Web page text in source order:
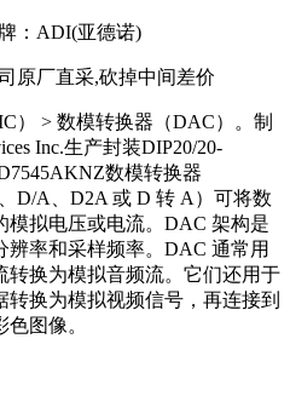
： ADI(亚德诺)
原厂直采,砍掉中间差价
） > 数模转换器（DAC）。制
Inc.生产封装DIP20/20-
数模转换器
D/A、D2A 或 D 转 A）可将数
模拟电压或电流。DAC 架构是
率和采样频率。DAC 通常用
转换为模拟音频流。它们还用于
换为模拟视频信号，再连接到
图像。